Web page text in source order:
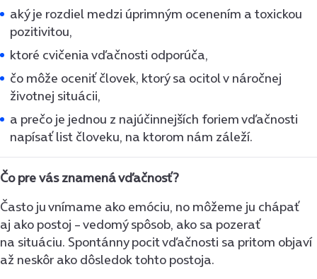
aký je rozdiel medzi úprimným ocenením a toxickou
pozitivitou,
ktoré cvičenia vďačnosti odporúča,
čo môže oceniť človek, ktorý sa ocitol v náročnej
životnej situácii,
a prečo je jednou z najúčinnejších foriem vďačnosti
napísať list človeku, na ktorom nám záleží.
Čo pre vás znamená vďačnosť?
Často ju vnímame ako emóciu, no môžeme ju chápať
aj ako postoj – vedomý spôsob, ako sa pozerať
na situáciu. Spontánny pocit vďačnosti sa pritom objaví
až neskôr ako dôsledok tohto postoja.